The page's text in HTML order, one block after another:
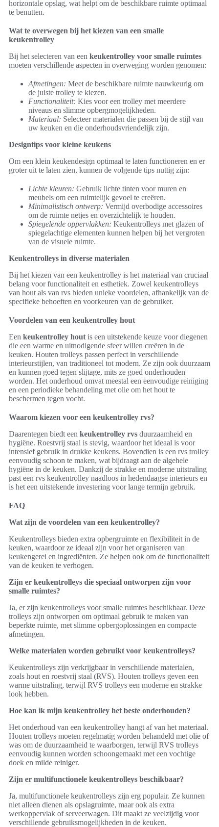
horizontale opslag, wat helpt om de beschikbare ruimte optimaal
te benutten.
Wat te overwegen bij het kiezen van een smalle
keukentrolley
Bij het selecteren van een keukentrolley voor smalle ruimtes
moeten verschillende aspecten in overweging worden genomen:
Afmetingen: Meet de beschikbare ruimte nauwkeurig om
de juiste trolley te kiezen.
Functionaliteit: Kies voor een trolley met meerdere
niveaus en slimme opbergmogelijkheden.
Materiaal: Selecteer materialen die passen bij de stijl van
uw keuken en die onderhoudsvriendelijk zijn.
Designtips voor kleine keukens
Om een klein keukendesign optimaal te laten functioneren en er
groter uit te laten zien, kunnen de volgende tips nuttig zijn:
Lichte kleuren: Gebruik lichte tinten voor muren en
meubels om een ruimtelijk gevoel te creëren.
Minimalistisch ontwerp: Vermijd overbodige accessoires
om de ruimte netjes en overzichtelijk te houden.
Spiegelende oppervlakken: Keukentrolleys met glazen of
spiegelachtige elementen kunnen helpen bij het vergroten
van de visuele ruimte.
Keukentrolleys in diverse materialen
Bij het kiezen van een keukentrolley is het materiaal van cruciaal
belang voor functionaliteit en esthetiek. Zowel keukentrolleys
van hout als van rvs bieden unieke voordelen, afhankelijk van de
specifieke behoeften en voorkeuren van de gebruiker.
Voordelen van een keukentrolley hout
Een keukentrolley hout is een uitstekende keuze voor diegenen
die een warme en uitnodigende sfeer willen creëren in de
keuken. Houten trolleys passen perfect in verschillende
interieurstijlen, van traditioneel tot modern. Ze zijn ook duurzaam
en kunnen goed tegen slijtage, mits ze goed onderhouden
worden. Het onderhoud omvat meestal een eenvoudige reiniging
en een periodieke behandeling met olie om het hout te
beschermen tegen vocht.
Waarom kiezen voor een keukentrolley rvs?
Daarentegen biedt een keukentrolley rvs duurzaamheid en
hygiëne. Roestvrij staal is stevig, waardoor het ideaal is voor
intensief gebruik in drukke keukens. Bovendien is een rvs trolley
eenvoudig schoon te maken, wat bijdraagt aan de algehele
hygiëne in de keuken. Dankzij de strakke en moderne uitstraling
past een rvs keukentrolley naadloos in hedendaagse interieurs en
is het een uitstekende investering voor lange termijn gebruik.
FAQ
Wat zijn de voordelen van een keukentrolley?
Keukentrolleys bieden extra opbergruimte en flexibiliteit in de
keuken, waardoor ze ideaal zijn voor het organiseren van
keukengerei en ingrediënten. Ze helpen ook om de functionaliteit
van de keuken te verhogen.
Zijn er keukentrolleys die speciaal ontworpen zijn voor
smalle ruimtes?
Ja, er zijn keukentrolleys voor smalle ruimtes beschikbaar. Deze
trolleys zijn ontworpen om optimaal gebruik te maken van
beperkte ruimte, met slimme opbergoplossingen en compacte
afmetingen.
Welke materialen worden gebruikt voor keukentrolleys?
Keukentrolleys zijn verkrijgbaar in verschillende materialen,
zoals hout en roestvrij staal (RVS). Houten trolleys geven een
warme uitstraling, terwijl RVS trolleys een moderne en strakke
look hebben.
Hoe kan ik mijn keukentrolley het beste onderhouden?
Het onderhoud van een keukentrolley hangt af van het materiaal.
Houten trolleys moeten regelmatig worden behandeld met olie of
was om de duurzaamheid te waarborgen, terwijl RVS trolleys
eenvoudig kunnen worden schoongemaakt met een vochtige
doek en milde reiniger.
Zijn er multifunctionele keukentrolleys beschikbaar?
Ja, multifunctionele keukentrolleys zijn erg populair. Ze kunnen
niet alleen dienen als opslagruimte, maar ook als extra
werkoppervlak of serveerwagen. Dit maakt ze veelzijdig voor
verschillende gebruiksmogelijkheden in de keuken.